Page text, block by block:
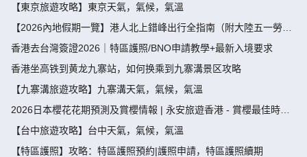
【東京旅遊攻略】東京天氣，氣候，氣溫
【2026內地假期一覽】港人北上錯峰出行全指南（附大陸五一勞動
節，端午節假期攻略）
香港去台灣簽證2026｜特區護照/BNO申請教學+最新入境要求
香港坐高铁到黄龙九寨站，如何换乘到九寨溝景区攻略
【九寨溝旅遊攻略】九寨溝天氣，氣候，氣溫
2026日本櫻花花期預測及賞櫻情報 | 永安旅遊香港 - 賞櫻最佳時
間、地點推薦
【台中旅遊攻略】台中天氣，氣候，氣溫
【特區護照】攻略：特區護照預約|護照申請，特區護照續期